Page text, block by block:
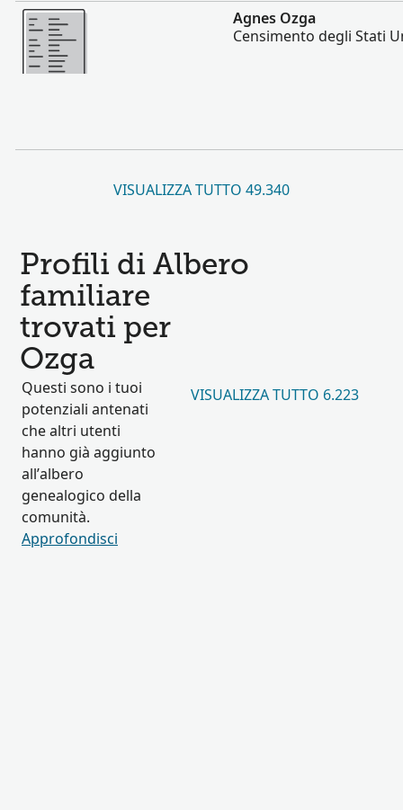
Altro
Agnes Ozga
Censimento degli Stati
VISUALIZZA TUTTO 49.340
Profili di Albero
familiare
trovati per
Ozga
Questi sono i tuoi
potenziali antenati
che altri utenti
hanno già aggiunto
all’albero
genealogico della
comunità.
Approfondisci
VISUALIZZA TUTTO 6.223